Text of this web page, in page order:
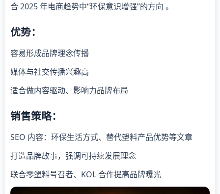
合 2025 年电商趋势中“环保意识增强”的方向 。
优势：
容易形成品牌理念传播
媒体与社交传播兴趣高
适合做内容驱动、影响力品牌布局
销售策略：
SEO 内容：环保生活方式、替代塑料产品优势等文章
打造品牌故事，强调可持续发展理念
联合零塑料号召者、KOL 合作提高品牌曝光